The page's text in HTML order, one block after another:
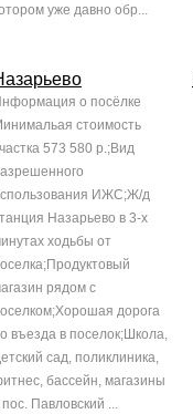
уже давно обр...
о посёлке
стоимость
573 580 р.;Вид
ИЖC;Ж/д
Назарьево в 3-х
ходьбы от
рядом с
дорога
въезда в поселок;Школа,
сад, поликлиника,
бассейн, магазины
пос. Павловский ...